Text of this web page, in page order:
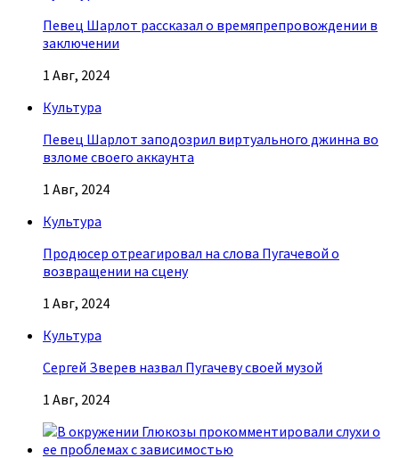
Певец Шарлот рассказал о времяпрепровождении в
заключении
1 Авг, 2024
Культура
Певец Шарлот заподозрил виртуального джинна во
взломе своего аккаунта
1 Авг, 2024
Культура
Продюсер отреагировал на слова Пугачевой о
возвращении на сцену
1 Авг, 2024
Культура
Сергей Зверев назвал Пугачеву своей музой
1 Авг, 2024